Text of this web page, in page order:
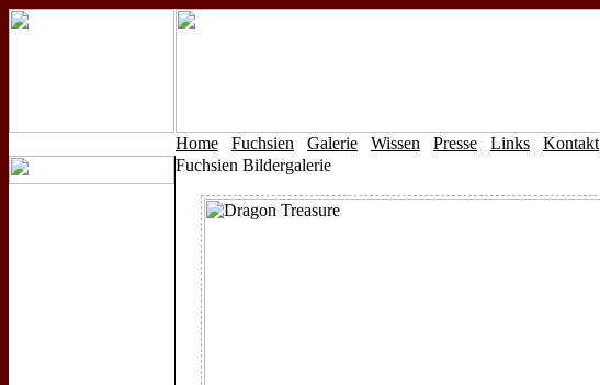
Home Fuchsien Galerie Wissen Presse Links
Kontakt
Fuchsien Bildergalerie